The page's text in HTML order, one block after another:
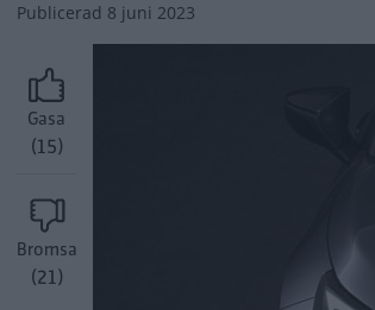
Publicerad 8 juni 2023
Gasa
(15)
Bromsa
(21)